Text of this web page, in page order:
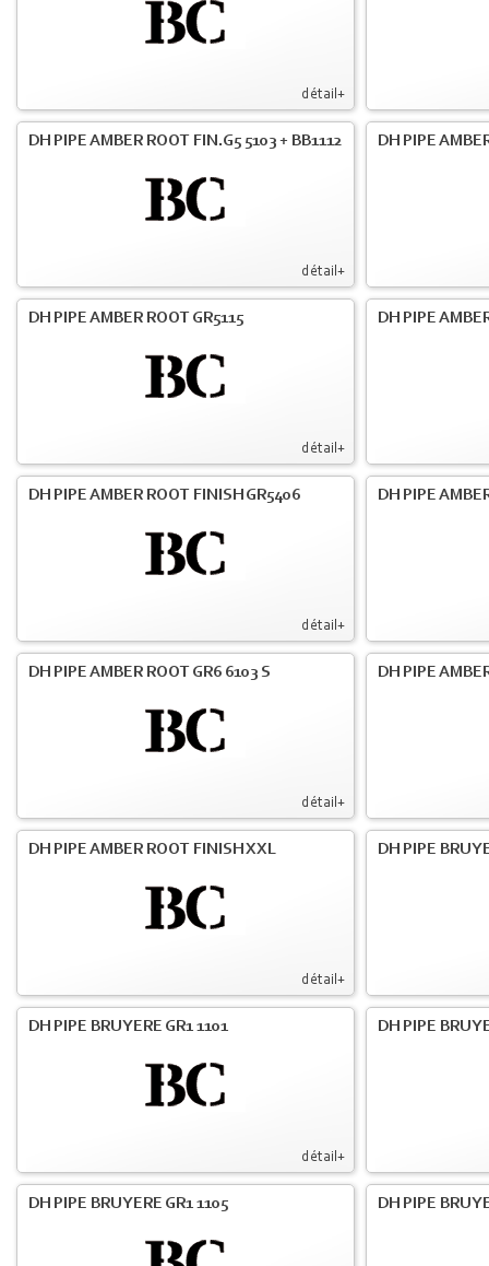
détail+
détail+
DH PIPE AMBER ROOT FIN.G5 5103 + BB1112 DH PIPE
détail+
DH PIPE AMBER ROOT GR5115 DH PIPE
détail+
DH PIPE AMBER ROOT FINISH GR5406 DH PIPE
détail+
DH PIPE AMBER ROOT GR6 6103 S DH PIPE
détail+
DH PIPE AMBER ROOT FINISH XXL DH PIPE
détail+
DH PIPE BRUYERE GR1 1101 DH PIPE
DH PIPE BRUYERE GR1 1105 DH PIPE